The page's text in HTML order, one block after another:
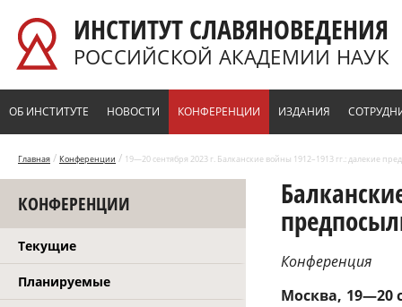
ИНСТИТУТ СЛАВЯНОВЕДЕНИЯ
РОССИЙСКОЙ АКАДЕМИИ НАУК
ОБ ИНСТИТУТЕ НОВОСТИ КОНФЕРЕНЦИИ ИЗДАНИЯ
Главная / Конференции / 19—20 сентября 2023 г. Балканские войны 1912–1913 гг.: далекие
КОНФЕРЕНЦИИ
Текущие
Планируемые
Конференция
Москва 19—20